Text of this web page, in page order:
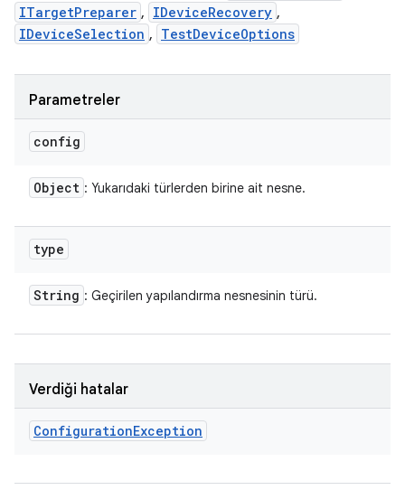
ITargetPreparer , IDeviceRecovery ,
IDeviceSelection , TestDeviceOptions
Parametreler
config
Object : Yukarıdaki türlerden birine ait nesne.
type
String : Geçirilen yapılandırma nesnesinin türü.
Verdiği hatalar
ConfigurationException